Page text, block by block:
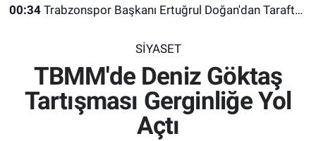
00:34 Trabzonspor Başkanı Ertuğrul Doğan'dan Taraftarlara Teşekkür
SİYASET
TBMM'de Deniz Göktaş
Tartışması Gerginliğe Yol
Açtı
KULİS MEYDANI
Son Dakika Haberleri